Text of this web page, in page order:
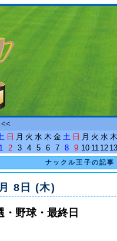
<<
日 月 火 水 木 金 土 日 月 火 水 木
1
2 3 4 5 6 7 8 9 10 11 12 13
ナックル王子の記事
8日 (木)
・野球・最終日